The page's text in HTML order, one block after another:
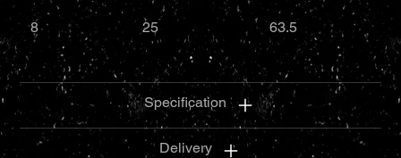
8 25 63.5
Specification
Delivery